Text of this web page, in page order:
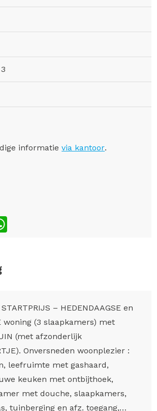
3
informatievia kantoor.
– HEDENDAAGSE en
woning (3 slaapkamers) met
(met afzonderlijk
Onversneden woonplezier :
leefruimte met gashaard,
keuken met ontbijthoek,
met douche, slaapkamers,
tuinberging en afz. toegang,…